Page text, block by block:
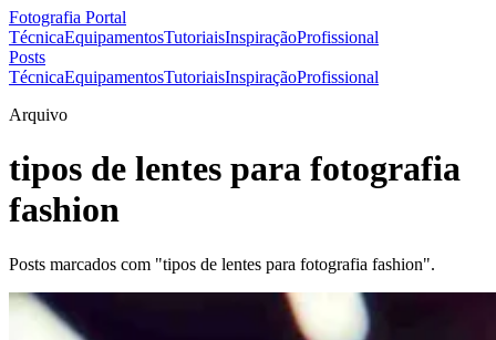
Fotografia Portal
TécnicaEquipamentosTutoriaisInspiraçãoProfissional
Posts
TécnicaEquipamentosTutoriaisInspiraçãoProfissional
Arquivo
tipos de lentes para fotografia
fashion
Posts marcados com "tipos de lentes para fotografia fashion".